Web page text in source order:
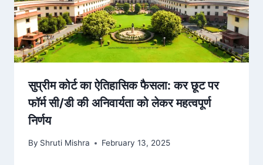
सुप्रीम कोर्ट का ऐतिहासिक फैसला: कर छूट पर
फॉर्म सी/डी की अनिवार्यता को लेकर महत्वपूर्ण
निर्णय
By Shruti Mishra February 13, 2025